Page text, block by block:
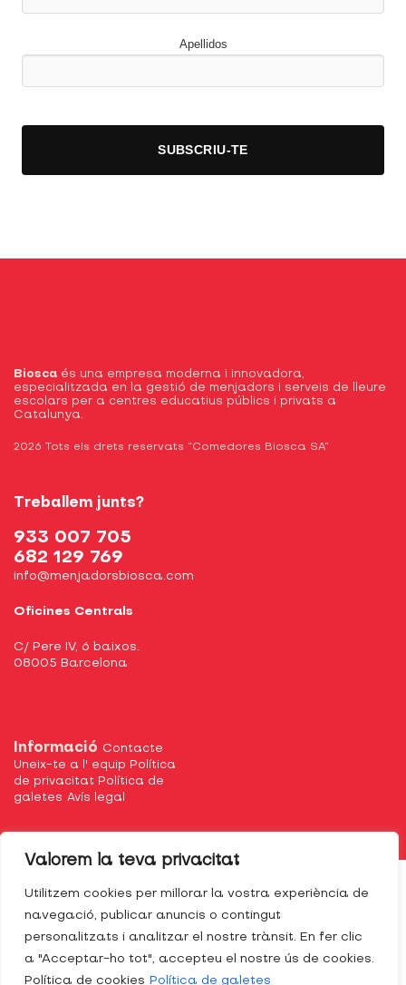
Valorem la teva privacitat
Utilitzem cookies per millorar la vostra experiència de
navegació, publicar anuncis o contingut
personalitzats i analitzar el nostre trànsit. En fer clic
a "Acceptar-ho tot", accepteu el nostre ús de cookies.
Política de cookies
Política de galetes
Apellidos
Biosca és una empresa moderna i innovadora,
especialitzada en la gestió de menjadors i serveis de lleure
escolars per a centres educatius públics i privats a
Catalunya.
2026 Tots els drets reservats “Comedores Biosca SA”
Treballem junts?
933 007 705
682 129 769
info@menjadorsbiosca.com
Oficines Centrals
C/ Pere IV, 6 baixos.
08005 Barcelona
Informació Contacte
Uneix-te a l' equip Política
de privacitat Política de
galetes Avís legal